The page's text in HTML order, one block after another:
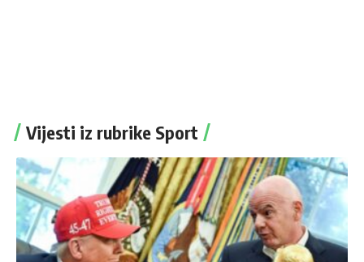
Vijesti iz rubrike Sport